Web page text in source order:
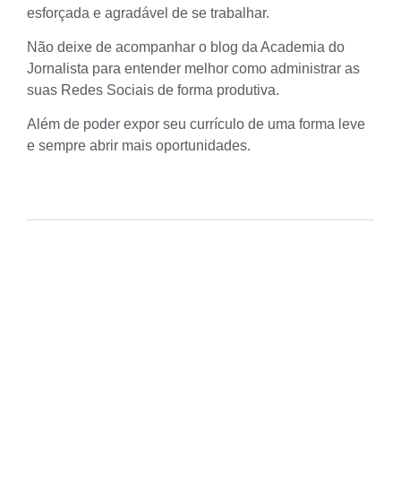
esforçada e agradável de se trabalhar.
Não deixe de acompanhar o blog da Academia do
Jornalista para entender melhor como administrar as
suas Redes Sociais de forma produtiva.
Além de poder expor seu currículo de uma forma leve
e sempre abrir mais oportunidades.